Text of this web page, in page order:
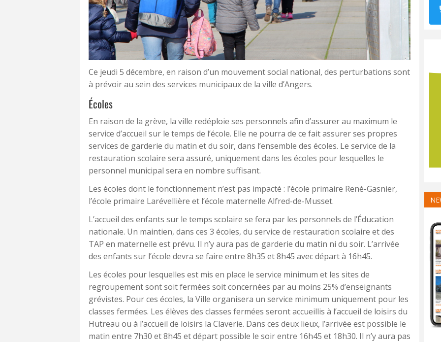
Ce jeudi 5 décembre, en raison d’un mouvement social national, des perturbations sont
à prévoir au sein des services municipaux de la ville d’Angers.
Écoles
En raison de la grève, la ville redéploie ses personnels afin d’assurer au maximum le
service d’accueil sur le temps de l’école. Elle ne pourra de ce fait assurer ses propres
services de garderie du matin et du soir, dans l’ensemble des écoles. Le service de la
restauration scolaire sera assuré, uniquement dans les écoles pour lesquelles le
personnel municipal sera en nombre suffisant.
Les écoles dont le fonctionnement n’est pas impacté : l’école primaire René-Gasnier,
l’école primaire Larévellière et l’école maternelle Alfred-de-Musset.
L’accueil des enfants sur le temps scolaire se fera par les personnels de l’Éducation
nationale. Un maintien, dans ces 3 écoles, du service de restauration scolaire et des
TAP en maternelle est prévu. Il n’y aura pas de garderie du matin ni du soir. L’arrivée
des enfants sur l’école devra se faire entre 8h35 et 8h45 avec départ à 16h45.
Les écoles pour lesquelles est mis en place le service minimum et les sites de
regroupement sont soit fermées soit concernées par au moins 25% d’enseignants
grévistes. Pour ces écoles, la Ville organisera un service minimum uniquement pour les
classes fermées. Les élèves des classes fermées seront accueillis à l’accueil de loisirs du
Hutreau ou à l’accueil de loisirs la Claverie. Dans ces deux lieux, l’arrivée est possible le
matin entre 7h30 et 8h45 et départ possible le soir entre 16h45 et 18h30. Il n’y aura pas